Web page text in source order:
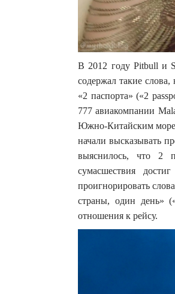
В 2012 году Pitbull и
содержал такие
«2 паспорта» («2
777 авиакомпании
Южно-Китайским
начали высказывать
выяснилось, что 2
сумасшествия
проигнорировать
страны, один день»
отношения к рейсу.